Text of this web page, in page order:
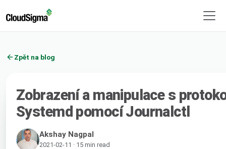
Zpět na blog
Zobrazení a manipulace s
Systemd pomocí Journalctl
Akshay Nagpal
2021-02-11 · 15 min read